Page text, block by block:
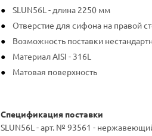
SLUN56L - длина 2250 мм
Отверстие для сифона на правой
Возможность поставки
Материал AISI - 316L
Матовая поверхность
Спецификация поставки
SLUN56L - арт. № 93561 -